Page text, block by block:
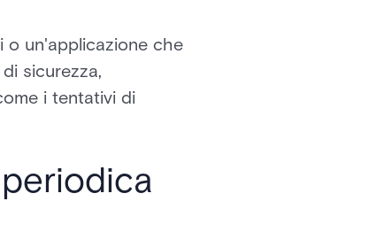
un'applicazione che
sicurezza,
i tentativi di